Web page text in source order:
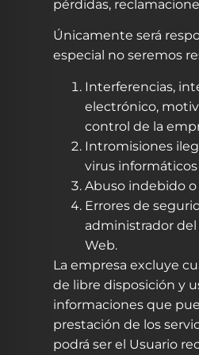
pérdidas,
Únicamente será
especial no seremos
Interferencias,
electrónico,
control de la
Intromisiones
virus
Abuso indebido
Errores de
administrador
Web.
La empresa excluye
de libre disposición y
informaciones que
prestación de los
podrá ser el Usuario